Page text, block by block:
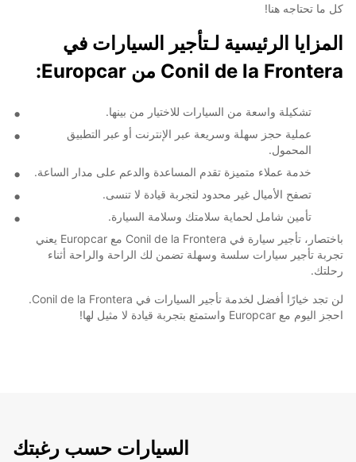
كل ما تحتاجه هنا!
المزايا الرئيسية لـتأجير السيارات في
Conil de la Frontera من Europcar:
تشكيلة واسعة من السيارات للاختيار من بينها.
عملية حجز سهلة وسريعة عبر الإنترنت أو عبر التطبيق
المحمول.
خدمة عملاء متميزة تقدم المساعدة والدعم على مدار الساعة.
تصفح الأميال غير محدود لتجربة قيادة لا تنسى.
تأمين شامل لحماية سلامتك وسلامة السيارة.
باختصار، تأجير سيارة في Conil de la Frontera مع Europcar يعني
تجربة تأجير سيارات سلسة وسهلة تضمن لك الراحة والراحة أثناء
رحلتك.
لن تجد خيارًا أفضل لخدمة تأجير السيارات في Conil de la Frontera.
احجز اليوم مع Europcar واستمتع بتجربة قيادة لا مثيل لها!
السيارات حسب رغبتك